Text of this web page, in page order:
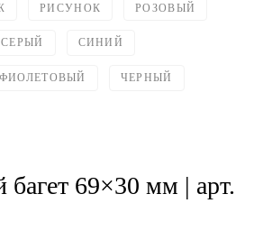
РИСУНОК РОЗОВЫЙ
СЕРЫЙ СИНИЙ
ФИОЛЕТОВЫЙ ЧЕРНЫЙ
69×30 мм | арт.